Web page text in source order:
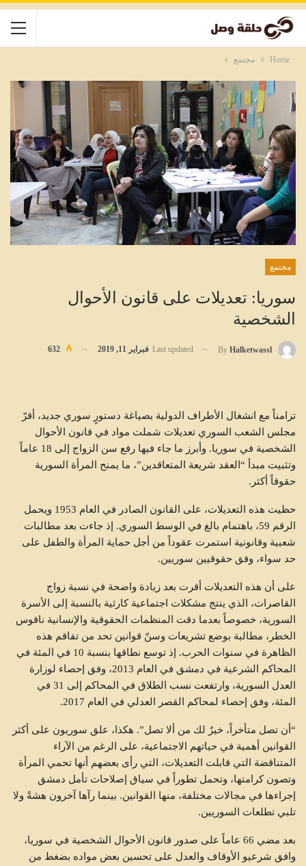
Home مجتمع
مجتمع
سوريا: تعديلات على قانون الأحوال
الشخصية
By Halketwassl
Last updated فبراير 11, 2019 632
تزامناً مع انشغال الأطراف الدولية بصياغة دستورٍ سوري جديد، أقرّ
مجلس الشعب السوري تعديلات شملت مواد في قانون الأحوال
الشخصية في سوريا. وأبرز ما جاء فيها رفع سن الزواج إلى 18 عاماً
وتثبيت مبدأ “العقد شريعة المتعاقدين”، ما يمنح المرأة السورية
حقوقاً أكثر.
حظيت هذه التعديلات، على القانون الصادر في العام 1953 ويحمل
الرقم 59، باهتمام بالغ في الوسط السوري. إذ جاءت بعد مطالبات
شعبية وقانونية استمرت عقوداً من أجل حماية المرأة والطفل على
حد سواء، وفق حقوقيين سوريين.
على أن هذه التعديلات أقرت بعد زيادة واضحة في نسبة زواج
القاصرات، الذي ينتج مشكلات اجتماعية كارثية بالنسبة إلى الأسرة
السورية، خصوصاً بعدما دقت المنظمات الحقوقية والإنسانية ناقوس
الخطر، مطالبة بوضع تشريعات وسنّ قوانين تحد من تفاقم هذه
الظاهرة في سنوات الحرب. إذ توسع نطاقها بنسبة 10 في المئة في
المحاكم الشرعية في دمشق في العام 2013، وفق إحصاء لوزارة
العدل السورية، وارتفعت نسب الطلاق في المحاكم إلى 31 في
المئة، وفق إحصاء لمحاكم القصر العدلي في العام 2017.
“أن تصل متأخراً، خيرٌ لك من ألا تصل”. هكذا، علق سوريون على أكثر
القوانين أهمية في حياتهم الاجتماعية، على الرغم من الآراء
المتناقضة التي قابلت التعديلات، التي رأى بعضهم أنها تحمي المرأة
وتصون كرامتها، وتحمل تطوراً في سياق إصلاحات تأمل دمشق
إجراءها في مجالات مختلفة، منها القوانين. بينما رآها آخرون هشةً ولا
تلبي تطلعات السوريين.
بعد مضي 66 عاماً على صدور قانون الأحوال الشخصية في سوريا،
وافق شرعيو الأوقاف والعدل على تحسين بعض مواده بضغط من